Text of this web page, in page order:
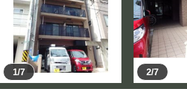
1/7 2/7